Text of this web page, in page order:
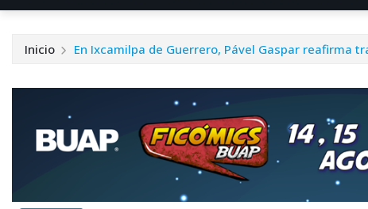
Inicio En Ixcamilpa de Guerrero, Pável Gaspar reafirma